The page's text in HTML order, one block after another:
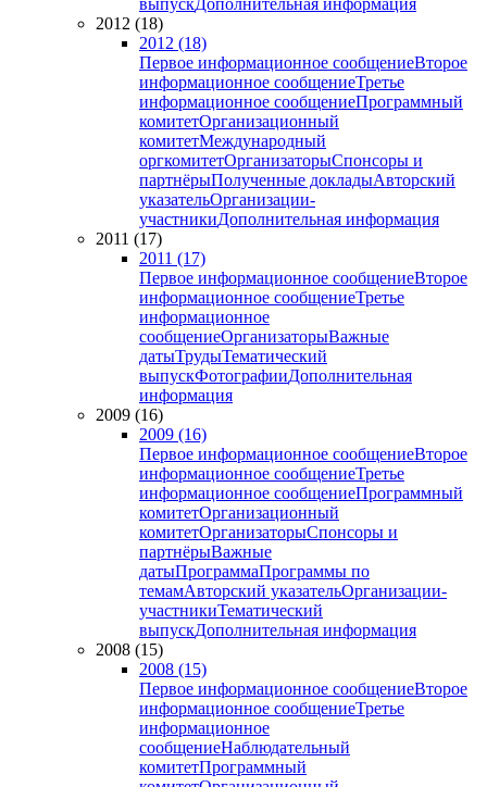
выпускДополнительная информация
2012 (18)
2012 (18)
Первое информационное сообщениеВторое
информационное сообщениеТретье
информационное сообщениеПрограммный
комитетОрганизационный
комитетМеждународный
оргкомитетОрганизаторыСпонсоры и
партнёрыПолученные докладыАвторский
указательОрганизации-
участникиДополнительная информация
2011 (17)
2011 (17)
Первое информационное сообщениеВторое
информационное сообщениеТретье
информационное
сообщениеОрганизаторыВажные
датыТрудыТематический
выпускФотографииДополнительная
информация
2009 (16)
2009 (16)
Первое информационное сообщениеВторое
информационное сообщениеТретье
информационное сообщениеПрограммный
комитетОрганизационный
комитетОрганизаторыСпонсоры и
партнёрыВажные
датыПрограммаПрограммы по
темамАвторский указательОрганизации-
участникиТематический
выпускДополнительная информация
2008 (15)
2008 (15)
Первое информационное сообщениеВторое
информационное сообщениеТретье
информационное
сообщениеНаблюдательный
комитетПрограммный